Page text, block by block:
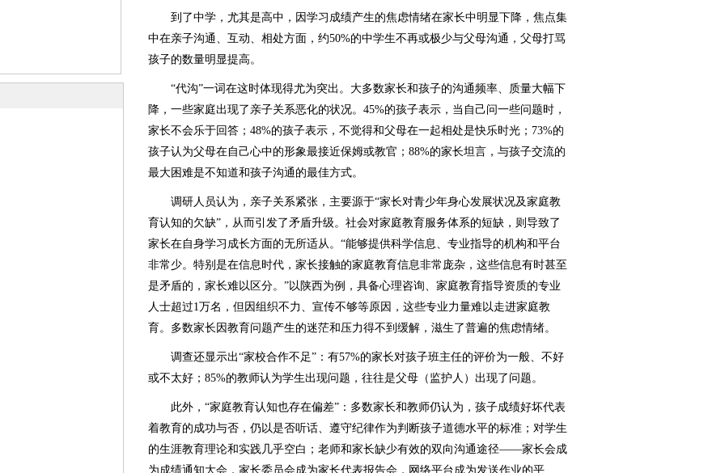
到了中学，尤其是高中，因学习成绩产生的焦虑情绪在家长中明显下降，焦点集
中在亲子沟通、互动、相处方面，约50%的中学生不再或极少与父母沟通，父母打骂
孩子的数量明显提高。
“代沟”一词在这时体现得尤为突出。大多数家长和孩子的沟通频率、质量大幅下
降，一些家庭出现了亲子关系恶化的状况。45%的孩子表示，当自己问一些问题时，
家长不会乐于回答；48%的孩子表示，不觉得和父母在一起相处是快乐时光；73%的
孩子认为父母在自己心中的形象最接近保姆或教官；88%的家长坦言，与孩子交流的
最大困难是不知道和孩子沟通的最佳方式。
调研人员认为，亲子关系紧张，主要源于“家长对青少年身心发展状况及家庭教
育认知的欠缺”，从而引发了矛盾升级。社会对家庭教育服务体系的短缺，则导致了
家长在自身学习成长方面的无所适从。“能够提供科学信息、专业指导的机构和平台
非常少。特别是在信息时代，家长接触的家庭教育信息非常庞杂，这些信息有时甚至
是矛盾的，家长难以区分。”以陕西为例，具备心理咨询、家庭教育指导资质的专业
人士超过1万名，但因组织不力、宣传不够等原因，这些专业力量难以走进家庭教
育。多数家长因教育问题产生的迷茫和压力得不到缓解，滋生了普遍的焦虑情绪。
调查还显示出“家校合作不足”：有57%的家长对孩子班主任的评价为一般、不好
或不太好；85%的教师认为学生出现问题，往往是父母（监护人）出现了问题。
此外，“家庭教育认知也存在偏差”：多数家长和教师仍认为，孩子成绩好坏代表
着教育的成功与否，仍以是否听话、遵守纪律作为判断孩子道德水平的标准；对学生
的生涯教育理论和实践几乎空白；老师和家长缺少有效的双向沟通途径——家长会成
为成绩通知大会，家长委员会成为家长代表报告会，网络平台成为发送作业的平